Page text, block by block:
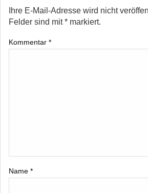
Ihre E-Mail-Adresse wird nicht
Felder sind mit* markiert.
Kommentar *
Name *